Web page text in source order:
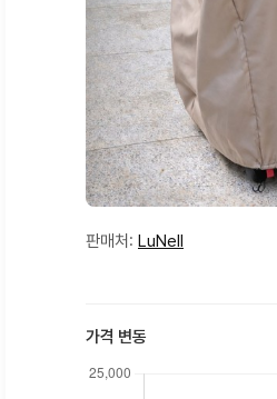
판매처: LuNell
가격 변동